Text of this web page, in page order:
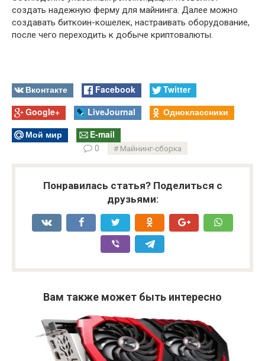
создать надежную ферму для майнинга. Далее можно
создавать биткоин-кошелек, настраивать оборудование,
после чего переходить к добыче криптовалюты.
Вконтакте Facebook
Twitter
Google+
LiveJournal
Одноклассники
Мой мир
E-mail
0 Майнинг-сборка
Понравилась статья? Поделиться с
друзьями:
Вам также может быть интересно